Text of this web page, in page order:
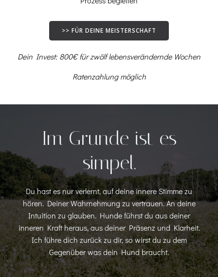
>> FÜR DEINE MEISTERSCHAFT
Dein Invest: 800€ für zwölf lebensverändernde Wochen
Ratenzahlung möglich
Im Grunde ist es
simpel.
Du hast es nur verlernt, auf deine innere Stimme zu
hören. Deiner Wahrnehmung zu vertrauen. An deine
Intuition zu glauben. Hunde führst du aus deiner
inneren Kraft heraus, aus deiner Präsenz und Klarheit.
Ich führe dich zurück zu dir, so wirst du zu dem
Gegenüber was dein Hund braucht.